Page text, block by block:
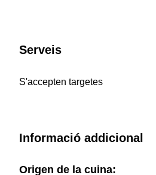
Serveis
S'accepten targetes
Informació addicional
Origen de la cuina: